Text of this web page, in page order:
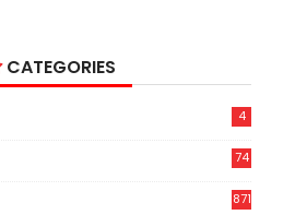
CATEGORIES
4
74
871